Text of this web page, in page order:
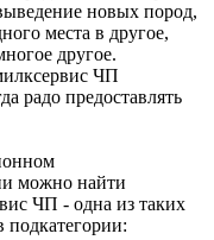
новых пород,
места в другое,
другое.
ЧП
радо предоставлять
можно найти
ЧП - одна из таких
подкатегории: